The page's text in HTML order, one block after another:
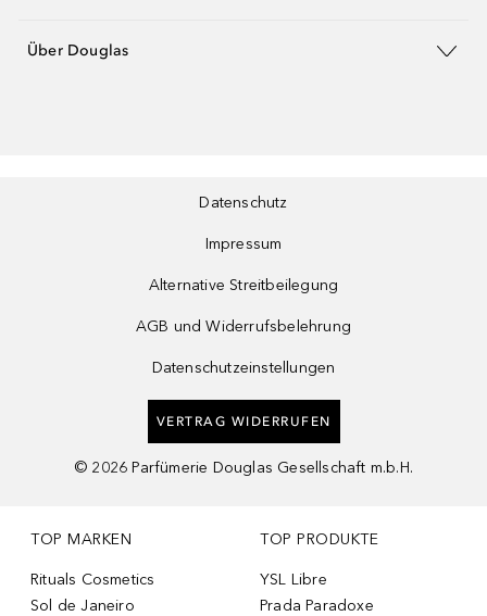
Über Douglas
Datenschutz
Impressum
Alternative Streitbeilegung
AGB und Widerrufsbelehrung
Datenschutzeinstellungen
VERTRAG WIDERRUFEN
© 2026 Parfümerie Douglas Gesellschaft m.b.H.
TOP MARKEN
Rituals Cosmetics
Sol de Janeiro
TOP PRODUKTE
YSL Libre
Prada Paradoxe